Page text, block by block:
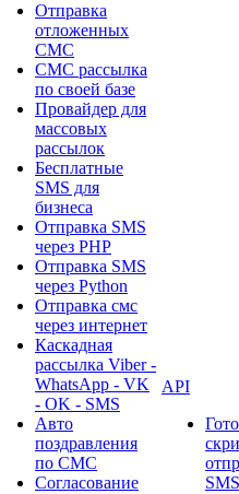
Отправка
отложенных
СМС
СМС рассылка
по своей базе
Провайдер для
массовых
рассылок
Бесплатные
SMS для
бизнеса
Отправка SMS
через PHP
Отправка SMS
через Python
Отправка смс
через интернет
Каскадная
рассылка Viber -
WhatsApp - VK
- OK - SMS
Авто
поздравления
по СМС
Согласование
API